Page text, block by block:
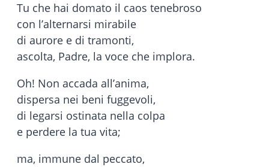
Tu che hai domato il caos tenebroso
con l’alternarsi mirabile
di aurore e di tramonti,
ascolta, Padre, la voce che implora.
Oh! Non accada all’anima,
dispersa nei beni fuggevoli,
di legarsi ostinata nella colpa
e perdere la tua vita;
ma, immune dal peccato,